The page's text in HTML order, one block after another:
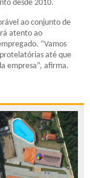
desde 2010.
ao conjunto de
atento ao
“Vamos
até que
empresa”, afirma.